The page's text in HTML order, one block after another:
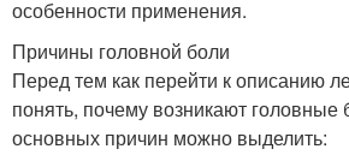
особенности применения.
Причины головной боли
Перед тем как перейти к описанию
понять, почему возникают головные
основных причин можно выделить: